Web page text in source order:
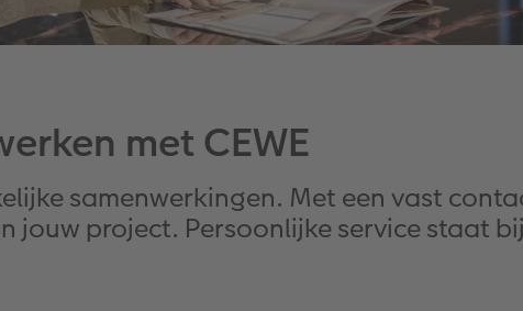
met CEWE
samenwerkingen. Met een vast
jouw project. Persoonlijke service staat